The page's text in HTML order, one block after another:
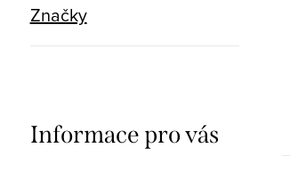
Značky
Informace pro vás